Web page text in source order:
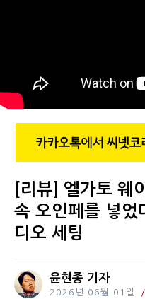
[리뷰] 엘가토
속 오인페를 넣었
디오 세팅
윤현종 기자
2026년 06월 01일